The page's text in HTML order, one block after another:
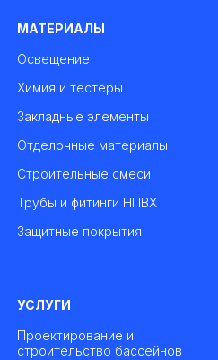
МАТЕРИАЛЫ
Освещение
Химия и тестеры
Закладные элементы
Отделочные материалы
Строительные смеси
Трубы и фитинги НПВХ
Защитные покрытия
УСЛУГИ
Проектирование и
строительство бассейнов